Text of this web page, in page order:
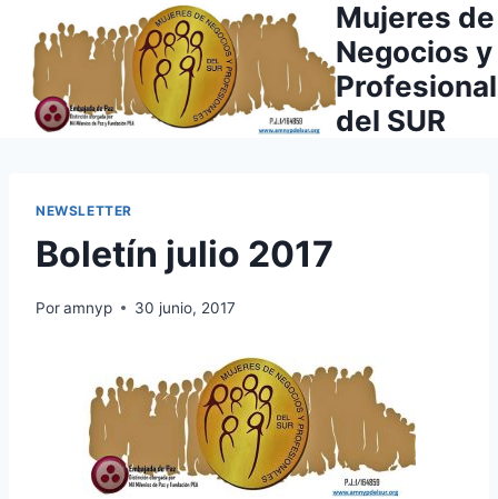
contenido
Mujeres de
Negocios y
del SUR
NEWSLETTER
Boletín julio 2017
Poramnyp 30 junio, 2017